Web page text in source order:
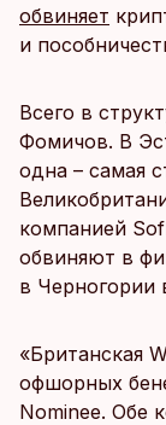
обвиняет
и
Всего в
Фомичов. В
одна – самая
компанией
обвиняют в
в Черногории
«Британская
офшорных
Nominee. Обе